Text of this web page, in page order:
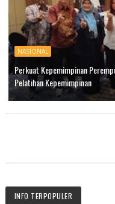
NASIONAL
Perkuat Kepemimpinan
Pelatihan Kepemimpinan
INFO TERPOPULER